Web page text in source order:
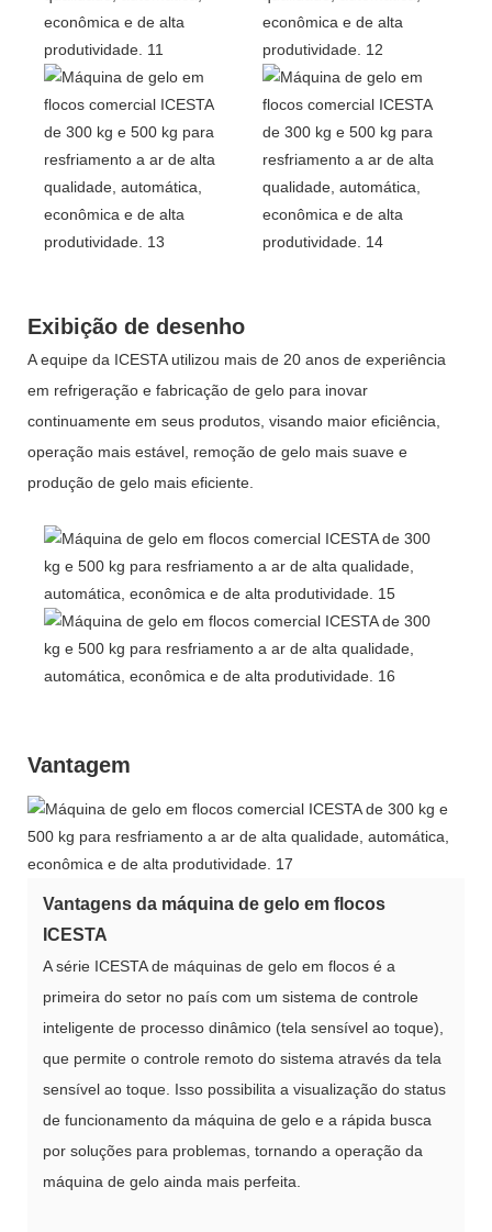
Exibição de desenho
A equipe da ICESTA utilizou mais de 20 anos de experiência
em refrigeração e fabricação de gelo para inovar
continuamente em seus produtos, visando maior eficiência,
operação mais estável, remoção de gelo mais suave e
produção de gelo mais eficiente.
Vantagem
Vantagens da máquina de gelo em flocos
ICESTA
A série ICESTA de máquinas de gelo em flocos é a
primeira do setor no país com um sistema de controle
inteligente de processo dinâmico (tela sensível ao toque),
que permite o controle remoto do sistema através da tela
sensível ao toque. Isso possibilita a visualização do status
de funcionamento da máquina de gelo e a rápida busca
por soluções para problemas, tornando a operação da
máquina de gelo ainda mais perfeita.